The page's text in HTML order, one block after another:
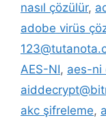
nasıl çözülür,
adobe virüs
AES-NI, aes-ni
akc şifreleme,